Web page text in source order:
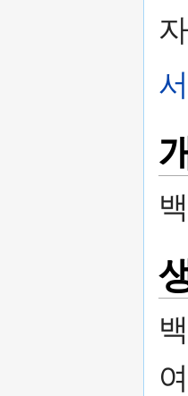
자